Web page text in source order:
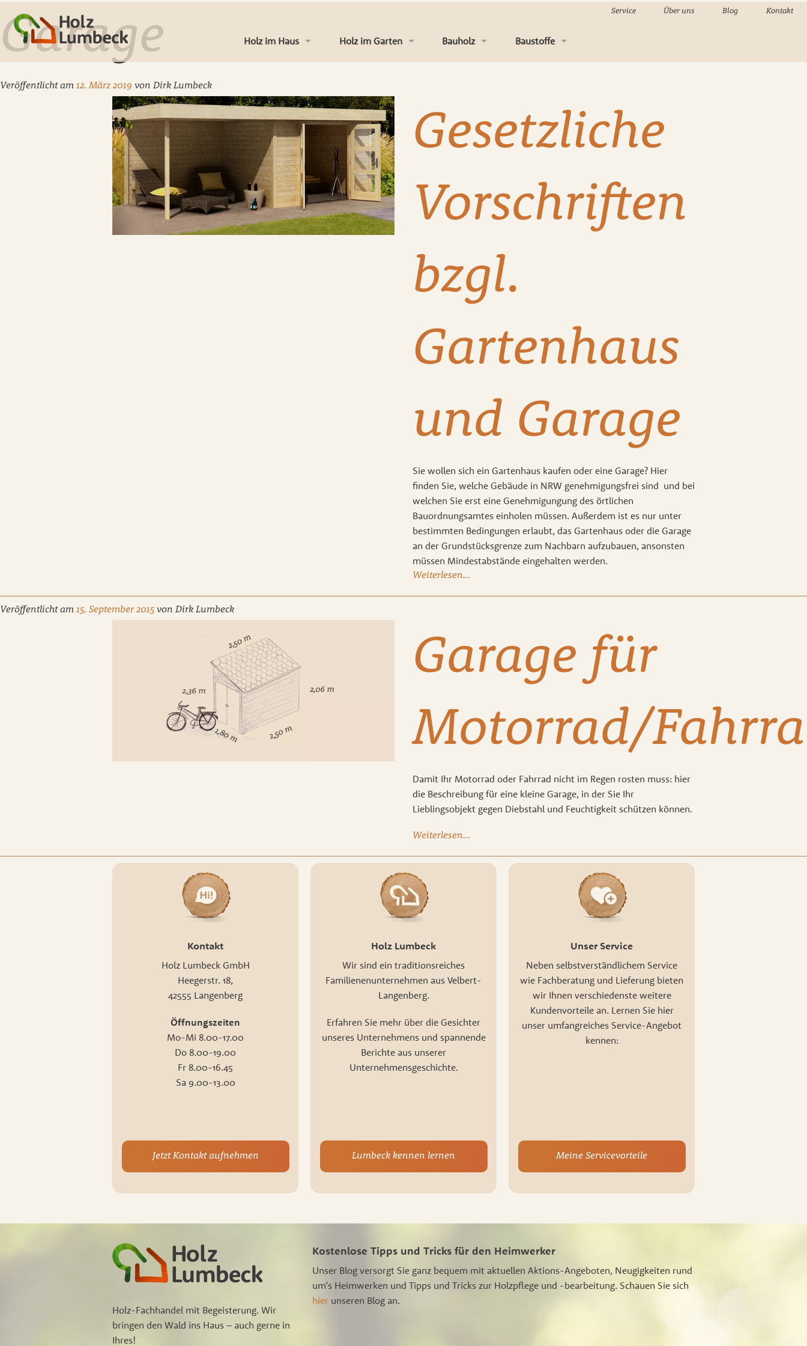
Holz im Haus
Türen
Decken und Wand
Leisten und Zubehör
Holz im Garten
Zäune
Kinderspielgeräte
Gartenhäuser und Co
Bauholz
Latten & Konstruktionsholz
Fassaden & Verkleidung
Baustoffe
Trockenbau
Farben, Holzpflege & Kleber
Service Über uns Blog Kontakt
Garage
Veröffentlicht am 12. März 2019 von Dirk Lumbeck
Gesetzliche
Vorschriften
bzgl.
Gartenhaus
und Garage
Sie wollen sich ein Gartenhaus kaufen oder eine Garage? Hier
finden Sie, welche Gebäude in NRW genehmigungsfrei sind und bei
welchen Sie erst eine Genehmigungung des örtlichen
Bauordnungsamtes einholen müssen. Außerdem ist es nur unter
bestimmten Bedingungen erlaubt, das Gartenhaus oder die Garage
an der Grundstücksgrenze zum Nachbarn aufzubauen, ansonsten
müssen Mindestabstände eingehalten werden.
Weiterlesen…
Veröffentlicht am 15. September 2015 von Dirk Lumbeck
Garage für
Motorrad/
Damit Ihr Motorrad oder Fahrrad nicht im Regen rosten muss: hier
die Beschreibung für eine kleine Garage, in der Sie Ihr
Lieblingsobjekt gegen Diebstahl und Feuchtigkeit schützen können.
Weiterlesen…
Kontakt
Holz Lumbeck GmbH
Heegerstr. 18,
42555 Langenberg
Öffnungszeiten
Mo-Mi 8.00-17.00
Do 8.00-19.00
Fr 8.00-16.45
Sa 9.00-13.00
Jetzt Kontakt aufnehmen
Holz Lumbeck
Wir sind ein traditionsreiches
Familienenunternehmen aus Velbert-
Langenberg.
Erfahren Sie mehr über die Gesichter
unseres Unternehmens und spannende
Berichte aus unserer
Unternehmensgeschichte.
Lumbeck kennen lernen
Unser Service
Neben selbstverständlichem Service
wie Fachberatung und Lieferung bieten
wir Ihnen verschiedenste weitere
Kundenvorteile an. Lernen Sie hier
unser umfangreiches Service-Angebot
kennen:
Meine Servicevorteile
Holz-Fachhandel mit Begeisterung. Wir
bringen den Wald ins Haus – auch gerne in
Ihres!
Kostenlose Tipps und Tricks für den Heimwerker
Unser Blog versorgt Sie ganz bequem mit aktuellen Aktions-Angeboten, Neugigkeiten rund
um‘s Heimwerken und Tipps und Tricks zur Holzpflege und -bearbeitung. Schauen Sie sich
hier unseren Blog an.